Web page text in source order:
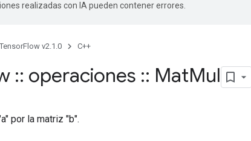
realizadas con IA pueden contener errores.
TensorFlow v2.1.0 C++
:: operaciones :: MatMul
por la matriz "b".